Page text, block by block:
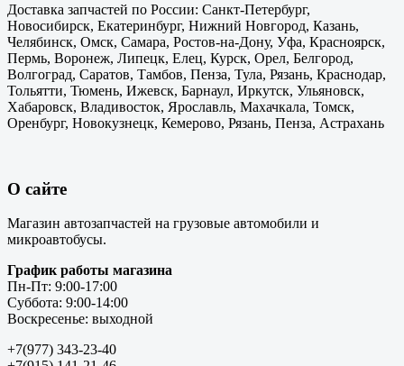
Доставка запчастей по России: Санкт-Петербург,
Новосибирск, Екатеринбург, Нижний Новгород, Казань,
Челябинск, Омск, Самара, Ростов-на-Дону, Уфа, Красноярск,
Пермь, Воронеж, Липецк, Елец, Курск, Орел, Белгород,
Волгоград, Саратов, Тамбов, Пенза, Тула, Рязань, Краснодар,
Тольятти, Тюмень, Ижевск, Барнаул, Иркутск, Ульяновск,
Хабаровск, Владивосток, Ярославль, Махачкала, Томск,
Оренбург, Новокузнецк, Кемерово, Рязань, Пенза, Астрахань
О сайте
Магазин автозапчастей на грузовые автомобили и
микроавтобусы.
График работы магазина
Пн-Пт: 9:00-17:00
Суббота: 9:00-14:00
Воскресенье: выходной
+7(977) 343-23-40